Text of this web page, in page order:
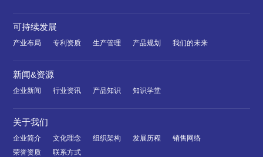
可持续发展
产业布局 专利资质 生产管理 产品规划 我们的未来
新闻&资源
企业新闻 行业资讯 产品知识 知识学堂
关于我们
企业简介 文化理念 组织架构 发展历程
销售网络
荣誉资质
联系方式